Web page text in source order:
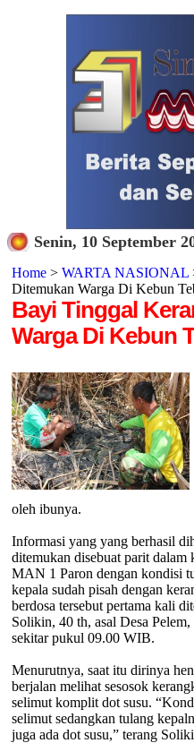
Senin, 10 September
Home> WARTA NASIONAL
Ditemukan Warga Di Kebun
Bayi Tinggal
Warga Di Kebun
oleh ibunya.
Informasi yang yang berhasil
ditemukan disebuat parit dalam
MAN 1 Paron dengan kondisi
kepala sudah pisah dengan
berdosa tersebut pertama kali
Solikin, 40 th, asal Desa
sekitar pukul 09.00 WIB.
Menurutnya, saat itu dirinya
berjalan melihat sesosok
selimut komplit dot susu.
selimut sedangkan tulang
juga ada dot susu,” terang